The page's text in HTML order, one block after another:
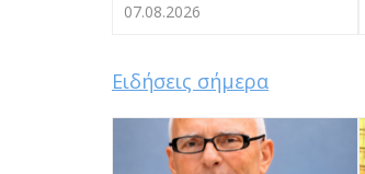
07.08.2026
Ειδήσεις σήμερα